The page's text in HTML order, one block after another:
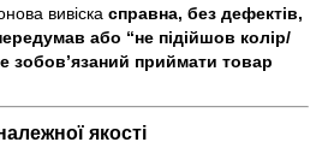
вивіска справна, без дефектів,
або “не підійшов колір/
зобов’язаний приймати товар
якості